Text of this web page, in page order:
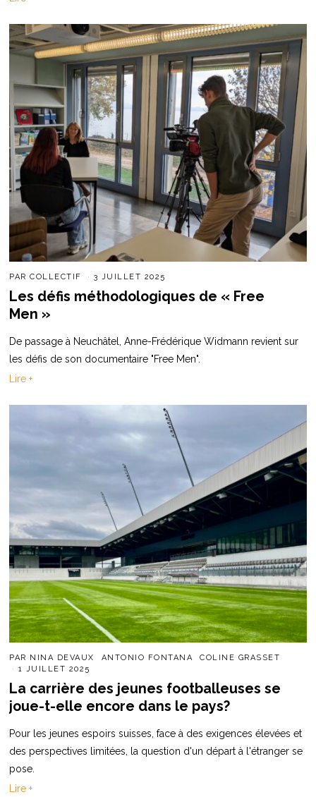
PARCOLLECTIF 3 JUILLET 2025
Les défis méthodologiques de « Free
Men »
De passage à Neuchâtel, Anne-Frédérique Widmann revient sur
les défis de son documentaire "Free Men".
Lire +
PAR NINA DEVAUX ANTONIO FONTANA
COLINE GRASSET
1 JUILLET 2025
La carrière des jeunes footballeuses se
joue-t-elle encore dans le pays?
Pour les jeunes espoirs suisses, face à des exigences élevées et
des perspectives limitées, la question d'un départ à l'étranger se
pose.
Lire +